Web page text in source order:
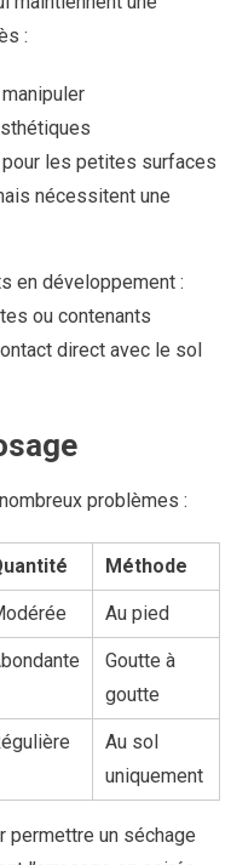
:
les petites surfaces
nécessitent une
en développement :
ou contenants
direct avec le sol
problèmes :
Méthode
Au pied
Goutte à
goutte
Au sol
uniquement
permettre un séchage